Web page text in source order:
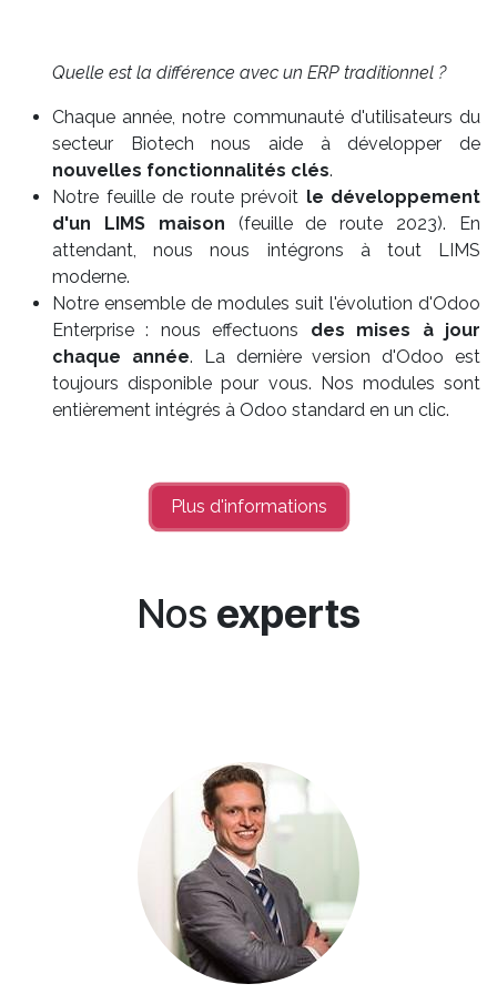
Quelle est la différence avec un ERP traditionnel ?
Chaque année, notre communauté d'utilisateurs du
secteur Biotech nous aide à développer de
nouvelles fonctionnalités clés.
Notre feuille de route prévoit le développement
d'un LIMS maison (feuille de route 2023). En
attendant, nous nous intégrons à tout LIMS
moderne.
Notre ensemble de modules suit l'évolution d'Odoo
Enterprise : nous effectuons des mises à jour
chaque année. La dernière version d'Odoo est
toujours disponible pour vous. Nos modules sont
entièrement intégrés à Odoo standard en un clic.
Plus d'informations
Nos experts